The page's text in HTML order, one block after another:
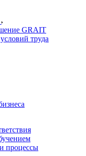
GRAIT
труда
процессы